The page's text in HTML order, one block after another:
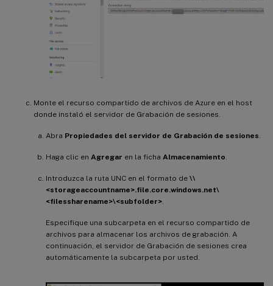
Monte el recurso compartido de archivos de Azure en el host
donde instaló el servidor de Grabación de sesiones.
Abra Propiedades del servidor de Grabación de sesiones.
Haga clic en Agregar en la ficha Almacenamiento.
Introduzca la ruta UNC en el formato de \\
<storageaccountname>.file.core.windows.net\
<filessharename>\<subfolder>.
Especifique una subcarpeta en el recurso compartido de
archivos para almacenar los archivos de grabación. A
continuación, el servidor de Grabación de sesiones crea
automáticamente la subcarpeta por usted.